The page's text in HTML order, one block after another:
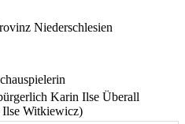
Niederschlesien
Karin Ilse Überall
Witkiewicz)